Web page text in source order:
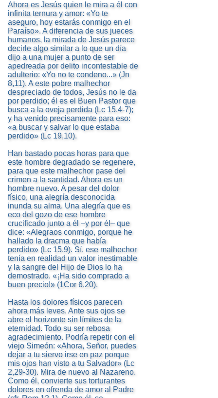
Ahora es Jesús quien le mira a él con
infinita ternura y amor: «Yo te
aseguro, hoy estarás conmigo en el
Paraíso». A diferencia de sus jueces
humanos, la mirada de Jesús parece
decirle algo similar a lo que un día
dijo a una mujer a punto de ser
apedreada por delito incontestable de
adulterio: «Yo no te condeno...» (Jn
8,11). A este pobre malhechor
despreciado de todos, Jesús no le da
por perdido; él es el Buen Pastor que
busca a la oveja perdida (Lc 15,4-7);
y ha venido precisamente para eso:
«a buscar y salvar lo que estaba
perdido» (Lc 19,10).
Han bastado pocas horas para que
este hombre degradado se regenere,
para que este malhechor pase del
crimen a la santidad. Ahora es un
hombre nuevo. A pesar del dolor
físico, una alegría desconocida
inunda su alma. Una alegría que es
eco del gozo de ese hombre
crucificado junto a él –y por él– que
dice: «Alegraos conmigo, porque he
hallado la dracma que había
perdido» (Lc 15,9). Sí, ese malhechor
tenía en realidad un valor inestimable
y la sangre del Hijo de Dios lo ha
demostrado. «¡Ha sido comprado a
buen precio!» (1Cor 6,20).
Hasta los dolores físicos parecen
ahora más leves. Ante sus ojos se
abre el horizonte sin límites de la
eternidad. Todo su ser rebosa
agradecimiento. Podría repetir con el
viejo Simeón: «Ahora, Señor, puedes
dejar a tu siervo irse en paz porque
mis ojos han visto a tu Salvador» (Lc
2,29-30). Mira de nuevo al Nazareno.
Como él, convierte sus torturantes
dolores en ofrenda de amor al Padre